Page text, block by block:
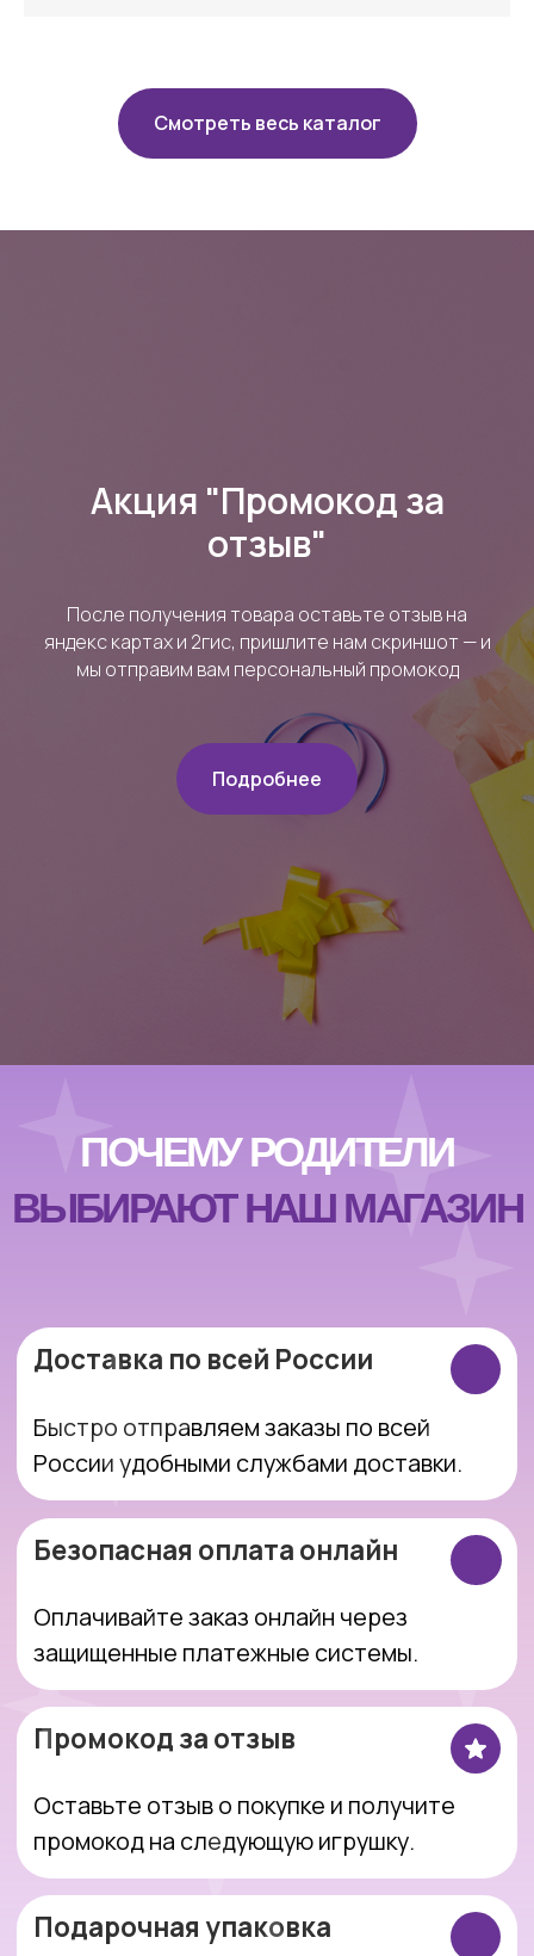
Смотреть весь каталог
Акция "Промокод за
отзыв"
После получения товара оставьте отзыв на
яндекс картах и 2гис, пришлите нам скриншот — и
мы отправим вам персональный промокод
Подробнее